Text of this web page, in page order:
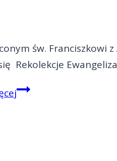
św. Franciszkowi
Rekolekcje
Rekolekcje